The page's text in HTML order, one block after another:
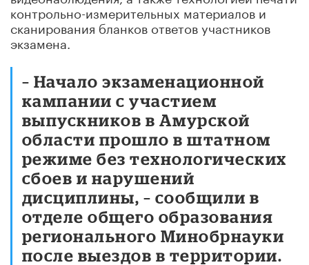
контрольно-измерительных материалов и
сканирования бланков ответов участников
экзамена.
– Начало экзаменационной
кампании с участием
выпускников в Амурской
области прошло в штатном
режиме без технологических
сбоев и нарушений
дисциплины, – сообщили в
отделе общего образования
регионального Минобрнауки
после выездов в территории.